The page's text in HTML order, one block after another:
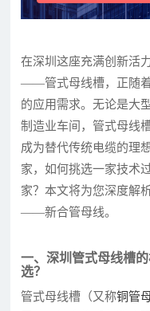
在深圳这座充满创新活
——管式母线槽，正随
的应用需求。无论是大
制造业车间，管式母线
成为替代传统电缆的理
家，如何挑选一家技术
家？本文将为您深度解
——新合管母线。
一、深圳管式母线槽
选？
管式母线槽（又称铜管